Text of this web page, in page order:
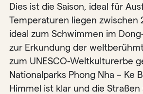
Dies ist die Saison, ideal für
Temperaturen liegen zwischen
ideal zum Schwimmen im
zur Erkundung der
zum UNESCO-Weltkulturerbe
Nationalparks Phong Nha – Ke
Himmel ist klar und die Straßen